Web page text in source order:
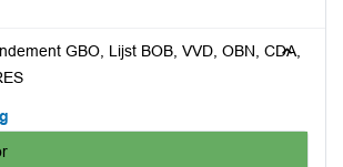
GBO, Lijst BOB, VVD, OBN, CDA,